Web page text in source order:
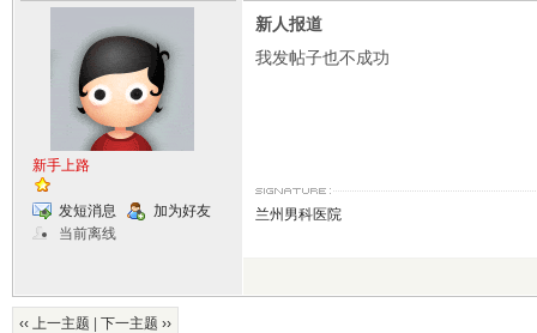
新手上路
发短消息
加为好友
当前离线
新人报道
我发帖子也不成功
兰州男科医院
‹‹ 上一主题 下一主题 ››